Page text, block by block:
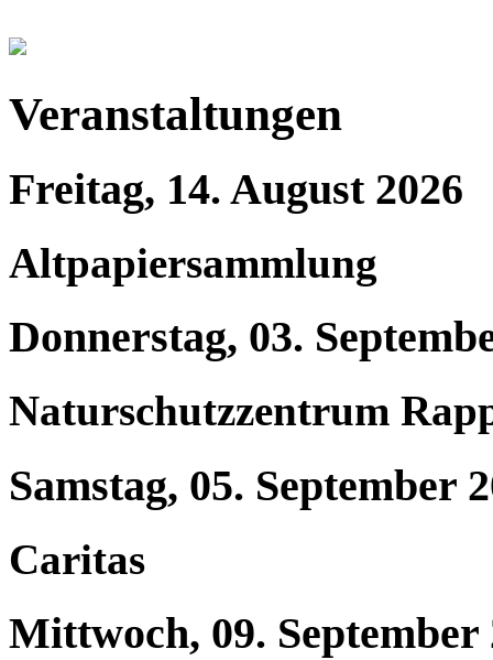
Veranstaltungen
Freitag, 14. August 2026
Altpapiersammlung
Donnerstag, 03.
Naturschutzzentrum
Samstag, 05. September
Caritas
Mittwoch, 09. September